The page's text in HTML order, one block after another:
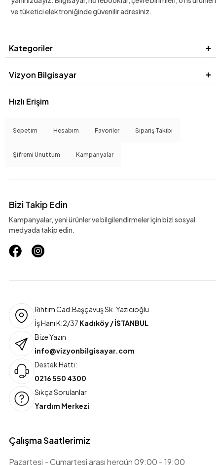
ve tüketici elektroniğinde güvenilir adresiniz.
Kategoriler
Vizyon Bilgisayar
Hızlı Erişim
Sepetim Hesabım Favoriler Sipariş Takibi
Şifremi Unuttum Kampanyalar
Bizi Takip Edin
Kampanyalar, yeni ürünler ve bilgilendirmeler için bizi sosyal
medyada takip edin.
Rıhtım Cad.Başçavuş Sk. Yazıcıoğlu
İş Hanı K:2/37 Kadıköy / İSTANBUL
Bize Yazın
info@vizyonbilgisayar.com
Destek Hattı:
0216 550 4300
Sıkça Sorulanlar
Yardım Merkezi
Çalışma Saatlerimiz
Pazartesi - Cumartesi arası hergün 09:00 - 19:00